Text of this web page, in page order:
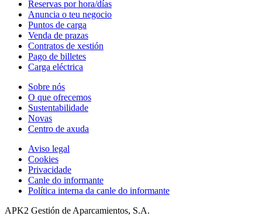
Reservas por hora/días
Anuncia o teu negocio
Puntos de carga
Venda de prazas
Contratos de xestión
Pago de billetes
Carga eléctrica
Sobre nós
O que ofrecemos
Sustentabilidade
Novas
Centro de axuda
Aviso legal
Cookies
Privacidade
Canle do informante
Política interna da canle do informante
APK2 Gestión de Aparcamientos, S.A.